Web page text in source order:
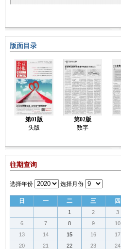
版面目录
第01版
头版
第02版
数字
往期查询
选择年份 选择月份
日 一 二 三 四
1 2 3
6
7 8 9 10
13
14 15 16 17
20
21 22 23 24